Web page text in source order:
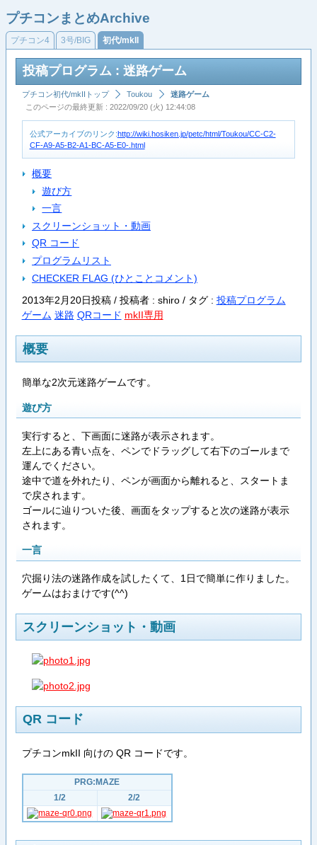
プチコンまとめArchive
プチコン4 3号/BIG 初代/mkII
投稿プログラム : 迷路ゲーム
プチコン初代/mkIIトップ Toukou
迷路ゲーム
このページの最終更新 : 2022/09/20 (火) 12:44:08
公式アーカイブのリンク:http://wiki.hosiken.jp/petc/html/Toukou/CC-C2-
CF-A9-A5-B2-A1-BC-A5-E0-.html
概要
遊び方
一言
スクリーンショット・動画
QR コード
プログラムリスト
CHECKER FLAG (ひとことコメント)
2013年2月20日投稿 / 投稿者 : shiro / タグ : 投稿プログラム
ゲーム 迷路 QRコード mkII専用
概要
簡単な2次元迷路ゲームです。
遊び方
実行すると、下画面に迷路が表示されます。
左上にある青い点を、ペンでドラッグして右下のゴールまで
運んでください。
途中で道を外れたり、ペンが画面から離れると、スタートま
で戻されます。
ゴールに辿りついた後、画面をタップすると次の迷路が表示
されます。
一言
穴掘り法の迷路作成を試したくて、1日で簡単に作りました。
ゲームはおまけです(^^)
スクリーンショット・動画
QR コード
プチコンmkII 向けの QR コードです。
PRG:MAZE
1/2
2/2